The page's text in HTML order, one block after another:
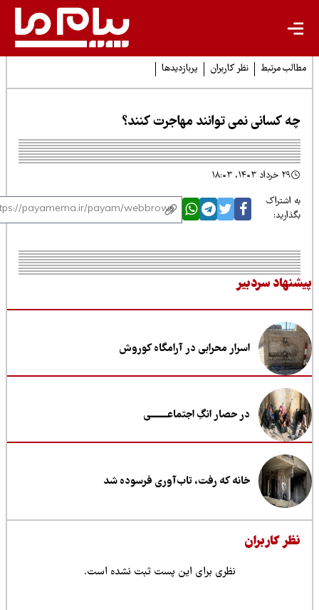
مرتبط نظر کاربران پربازدیدها
کسانی نمی توانند مهاجرت کنند؟
اشتراک
سردبیر
اسرار محرابی در آرامگاه کوروش
در حصار انگِ اجتماعــــــــی
خانه که رفت، تاب‌آوری فرسوده شد
کاربران
نظری برای این پست ثبت نشده است.